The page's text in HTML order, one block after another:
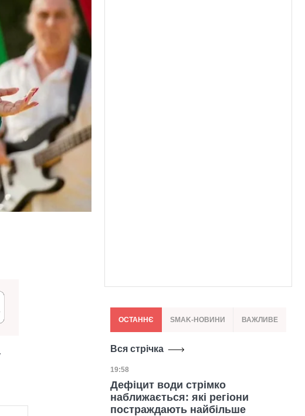
ОСТАННЄ SMAK-НОВИНИ ВАЖЛИВЕ
Вся стрічка
Дата публікації
19:58
Дефіцит води стрімко
наближається: які регіони
постраждають найбільше